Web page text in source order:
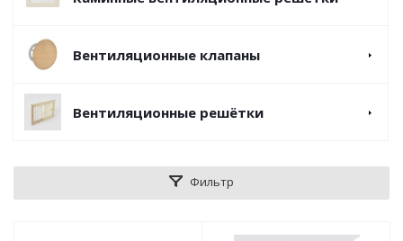
Вентиляционные клапаны
Вентиляционные решётки
Фильтр